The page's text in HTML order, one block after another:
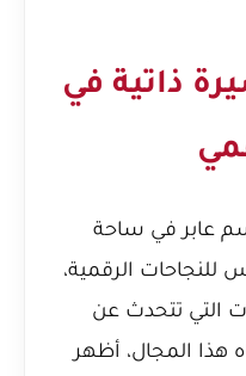
ذاتية في
عابر في ساحة
للنجاحات الرقمية،
التي تتحدث عن
المجال، أظهر